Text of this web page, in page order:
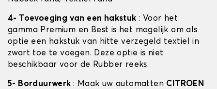
4- Toevoeging van een hakstuk : Voor het
gamma Premium en Best is het mogelijk om als
optie een hakstuk van hitte verzegeld textiel in
zwart toe te voegen. Deze optie is niet
beschikbaar voor de Rubber reeks.
5- Borduurwerk : Maak uw automatten CITROEN